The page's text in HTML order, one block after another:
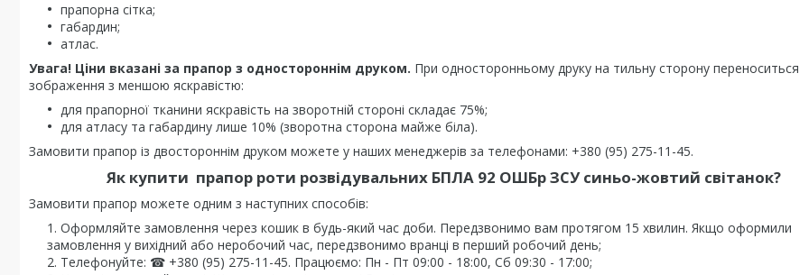
прапорна сітка;
габардин;
атлас.
Увага! Ціни вказані за прапор з одностороннім друком. При односторонньому друку на тильну сторону переноситься
зображення з меншою яскравістю:
для прапорної тканини яскравість на зворотній стороні складає 75%;
для атласу та габардину лише 10% (зворотна сторона майже біла).
Замовити прапор із двостороннім друком можете у наших менеджерів за телефонами: +380 (95) 275-11-45.
Як купити прапор роти розвідувальних БПЛА 92 ОШБр ЗСУ синьо-жовтий світанок?
Замовити прапор можете одним з наступних способів:
Оформляйте замовлення через кошик в будь-який час доби. Передзвонимо вам протягом 15 хвилин. Якщо оформили
замовлення у вихідний або неробочий час, передзвонимо вранці в перший робочий день;
Телефонуйте: ☎ +380 (95) 275-11-45. Працюємо: Пн - Пт 09:00 - 18:00, Сб 09:30 - 17:00;